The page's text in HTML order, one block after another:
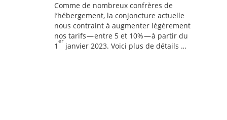
Comme de nombreux confrères de
l’hébergement, la conjoncture actuelle
nous contraint à augmenter légèrement
nos tarifs — entre 5 et 10% — à partir du
1
er
janvier 2023. Voici plus de détails …